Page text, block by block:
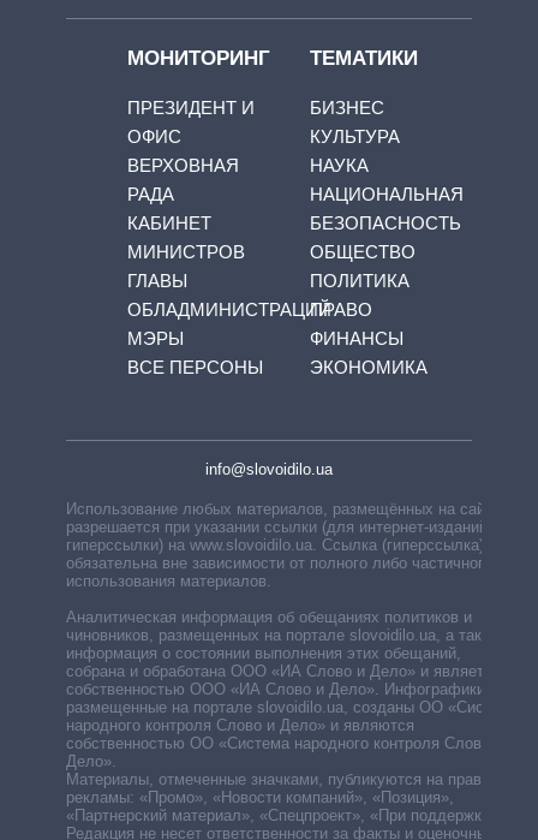
МОНИТОРИНГ
ПРЕЗИДЕНТ И
ОФИС
ВЕРХОВНАЯ
РАДА
КАБИНЕТ
МИНИСТРОВ
ГЛАВЫ
ОБЛАДМИНИСТРАЦИЙ
МЭРЫ
ВСЕ ПЕРСОНЫ
ТЕМАТИКИ
БИЗНЕС
КУЛЬТУРА
НАУКА
НАЦИОНАЛЬНАЯ
БЕЗОПАСНОСТЬ
ОБЩЕСТВО
ПОЛИТИКА
ПРАВО
ФИНАНСЫ
ЭКОНОМИКА
info@slovoidilo.ua
Использование любых материалов, размещённых на сайте,
разрешается при указании ссылки (для интернет-изданий —
гиперссылки) на www.slovoidilo.ua. Ссылка (гиперссылка)
обязательна вне зависимости от полного либо частичного
использования материалов.
Аналитическая информация об обещаниях политиков и
чиновников, размещенных на портале slovoidilo.ua, а также
информация о состоянии выполнения этих обещаний,
собрана и обработана ООО «ИА Слово и Дело» и является
собственностью ООО «ИА Слово и Дело». Инфографики,
размещенные на портале slovoidilo.ua, созданы ОО «Система
народного контроля Слово и Дело» и являются
собственностью ОО «Система народного контроля Слово и
Дело».
Материалы, отмеченные значками, публикуются на правах
рекламы: «Промо», «Новости компаний», «Позиция»,
«Партнерский материал», «Спецпроект», «При поддержке».
Редакция не несет ответственности за факты и оценочные